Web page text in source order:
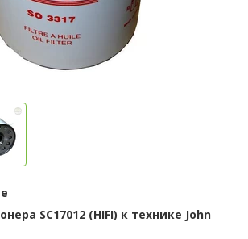
SC17012 (HIFI) к технике John